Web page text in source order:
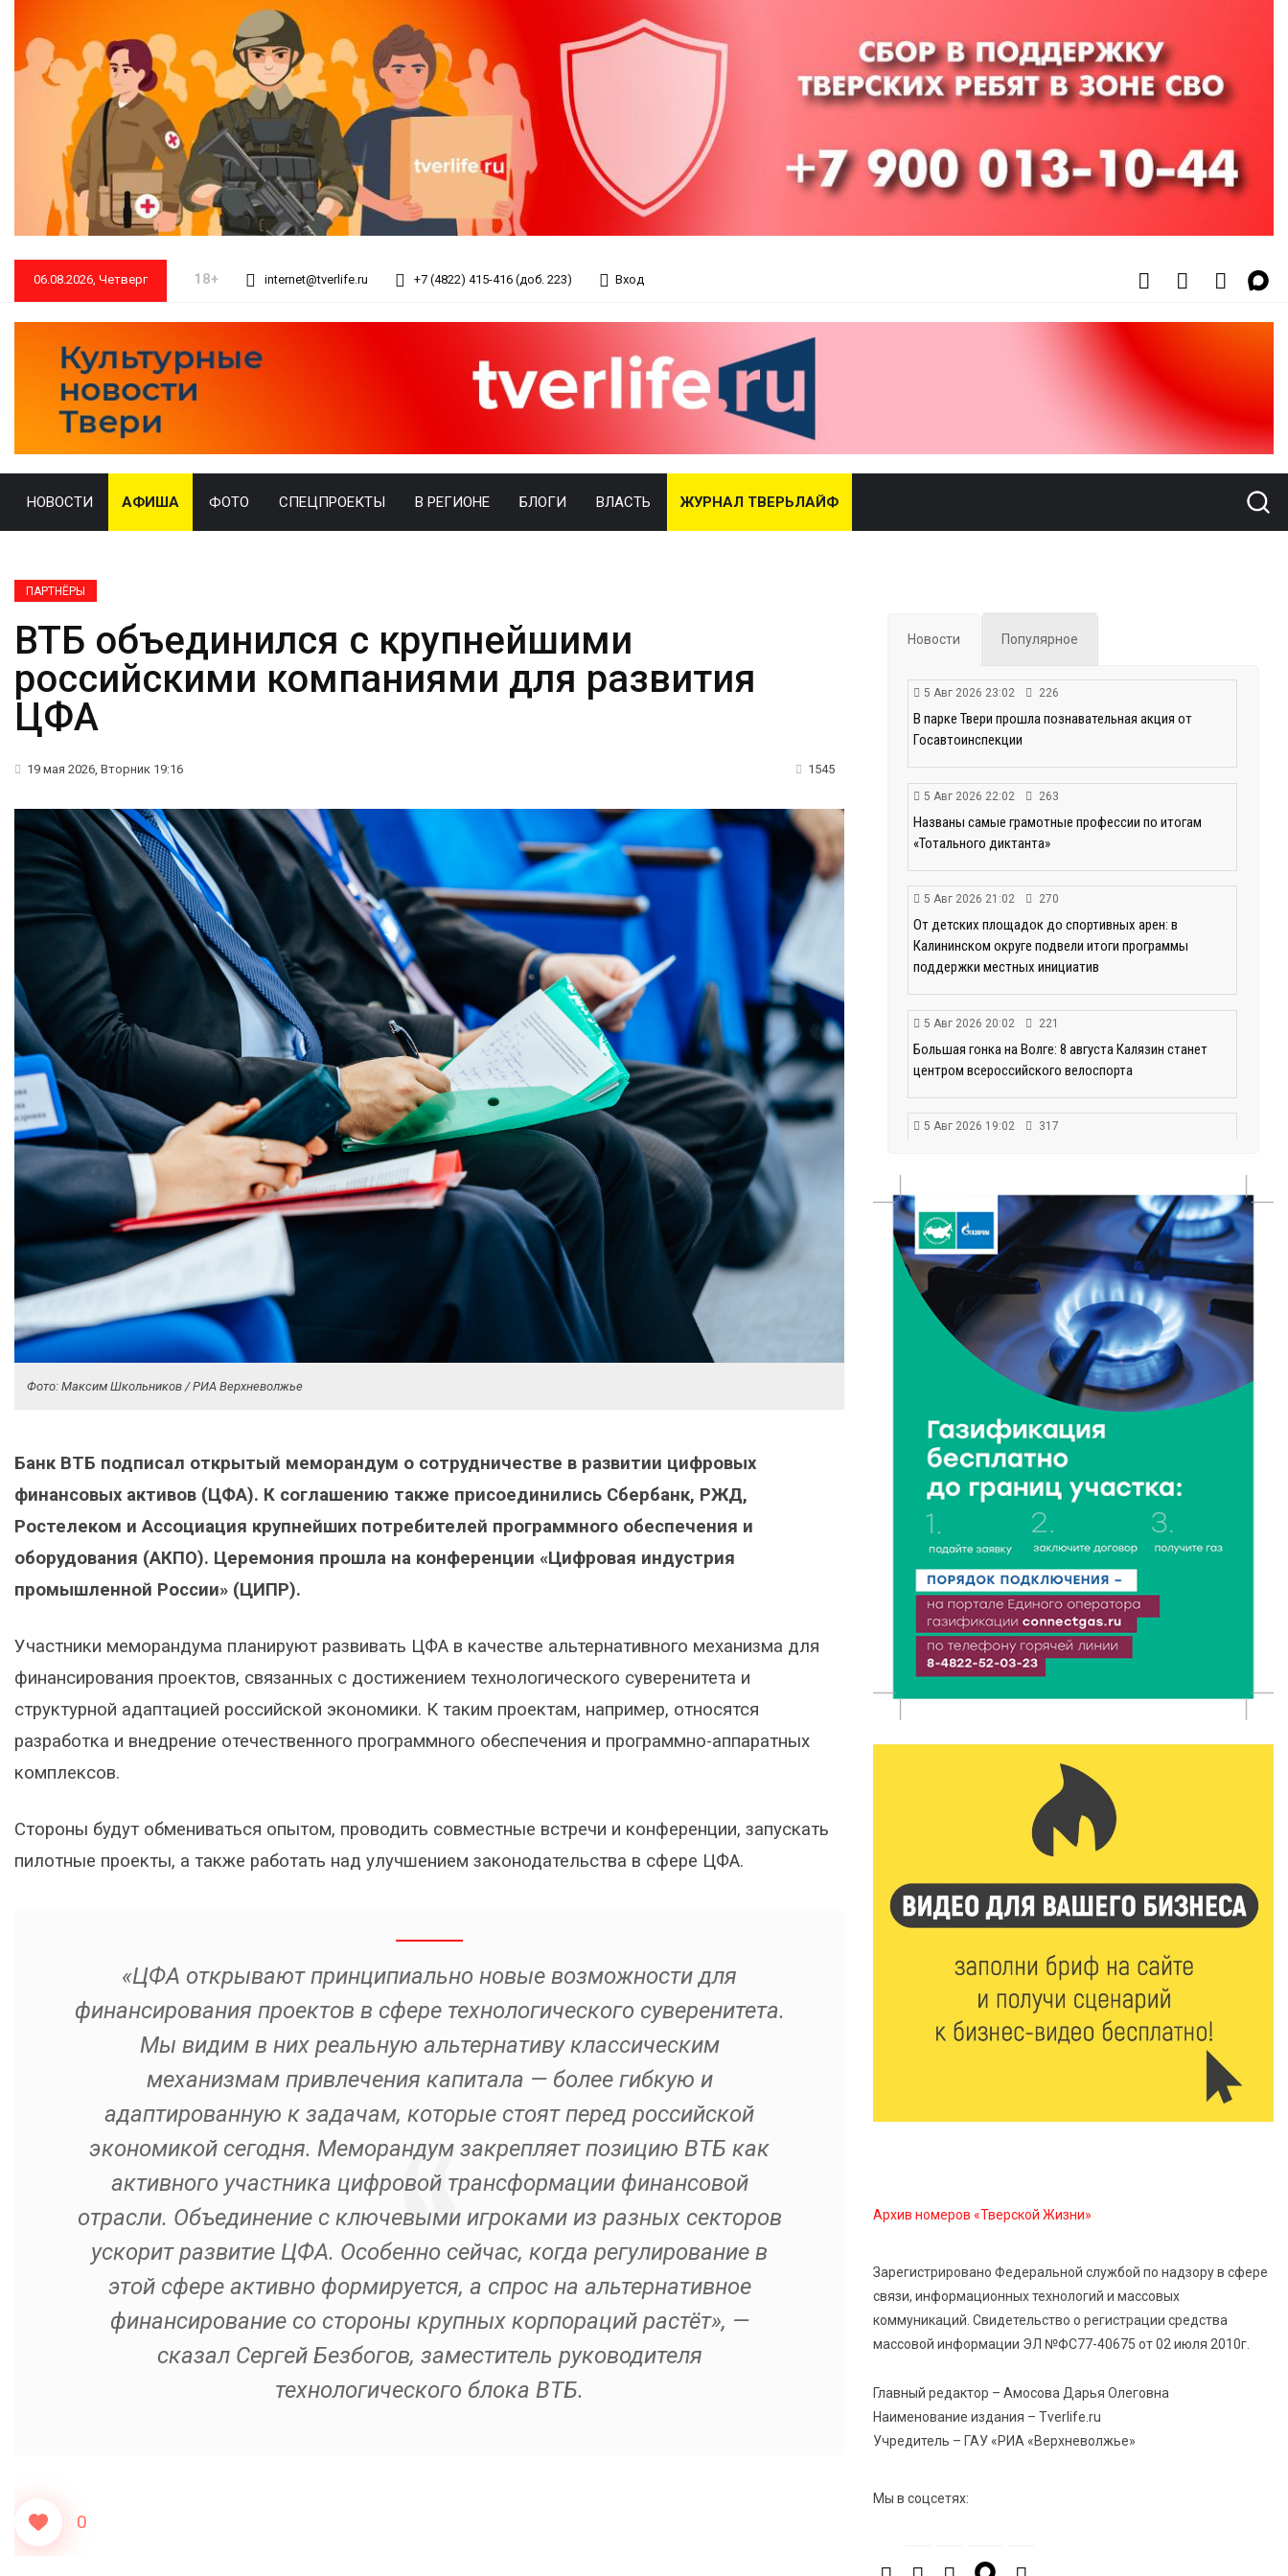
06.08.2026, Четверг 18+ internet@tverlife.ru +7 (4822) 415-416 (доб. 223) Вход
НОВОСТИ АФИША ФОТО СПЕЦПРОЕКТЫ В РЕГИОНЕ БЛОГИ ВЛАСТЬ ЖУРНАЛ ТВЕРЬЛАЙФ
ПАРТНЁРЫ
ВТБ объединился с крупнейшими
российскими компаниями для развития
ЦФА
19 мая 2026, Вторник 19:16 1545
Фото: Максим Школьников / РИА Верхневолжье
Банк ВТБ подписал открытый меморандум о сотрудничестве в развитии цифровых
финансовых активов (ЦФА). К соглашению также присоединились Сбербанк, РЖД,
Ростелеком и Ассоциация крупнейших потребителей программного обеспечения и
оборудования (АКПО). Церемония прошла на конференции «Цифровая индустрия
промышленной России» (ЦИПР).
Участники меморандума планируют развивать ЦФА в качестве альтернативного механизма для
финансирования проектов, связанных с достижением технологического суверенитета и
структурной адаптацией российской экономики. К таким проектам, например, относятся
разработка и внедрение отечественного программного обеспечения и программно-аппаратных
комплексов.
Стороны будут обмениваться опытом, проводить совместные встречи и конференции, запускать
пилотные проекты, а также работать над улучшением законодательства в сфере ЦФА.
«ЦФА открывают принципиально новые возможности для
финансирования проектов в сфере технологического суверенитета.
Мы видим в них реальную альтернативу классическим
механизмам привлечения капитала — более гибкую и
адаптированную к задачам, которые стоят перед российской
экономикой сегодня. Меморандум закрепляет позицию ВТБ как
активного участника цифровой трансформации финансовой
отрасли. Объединение с ключевыми игроками из разных секторов
ускорит развитие ЦФА. Особенно сейчас, когда регулирование в
этой сфере активно формируется, а спрос на альтернативное
финансирование со стороны крупных корпораций растёт», —
сказал Сергей Безбогов, заместитель руководителя
технологического блока ВТБ.
0
Новости Популярное
5 Авг 2026 23:02 226
В парке Твери прошла познавательная акция от
Госавтоинспекции
5 Авг 2026 22:02 263
Названы самые грамотные профессии по итогам
«Тотального диктанта»
5 Авг 2026 21:02 270
От детских площадок до спортивных арен: в
Калининском округе подвели итоги программы
поддержки местных инициатив
5 Авг 2026 20:02 221
Большая гонка на Волге: 8 августа Калязин станет
центром всероссийского велоспорта
5 Авг 2026 19:02 317
фестиваль
5 Авг 2026 18:42 177
Виталий Королев: 58 пространств благоустроят в
Верхневолжье
5 Авг 2026 18:07 283
От Святого Августина до кислотных рейвов:
необычная лекция об истории танцевальной
музыки
Завершается обустройство трассы
Витязи — Духовщина — Белый — Нелидово в
Тверской области
5 Авг 2026 16:32 323
«Зарядка со стражем порядка»: как в Нелидово
приобщают детей к здоровому образу жизни
446
Виталий Королев дал старт новым туристическим
5 Авг 2026 15:32 322
физкультурника масштабной Спартакиадой
242
Около 2300 учащихся школ и колледжей прошли
5 Авг 2026 14:44 221
5 Авг 2026 14:32 331
Топ-4 направлений: какие специальности стали
самыми популярными у абитуриентов в 2026 году
5 Авг 2026 14:02 1086
В Введенской церкви Торжка завершился важный
этап реставрации
5 Авг 2026 13:32
Архив номеров «Тверской Жизни»
Зарегистрировано Федеральной службой по надзору в сфере
связи, информационных технологий и массовых
коммуникаций. Свидетельство о регистрации средства
массовой информации ЭЛ №ФС77-40675 от 02 июля 2010г.
Главный редактор – Амосова Дарья Олеговна
Наименование издания – Tverlife.ru
Учредитель – ГАУ «РИА «Верхневолжье»
Мы в соцсетях: